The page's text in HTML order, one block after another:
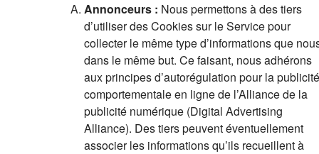
Annonceurs : Nous permettons à des tiers
d’utiliser des Cookies sur le Service pour
collecter le même type d’informations que
dans le même but. Ce faisant, nous adhérons
aux principes d’autorégulation pour la publicité
comportementale en ligne de l’Alliance de la
publicité numérique (Digital Advertising
Alliance). Des tiers peuvent éventuellement
associer les informations qu’ils recueillent à